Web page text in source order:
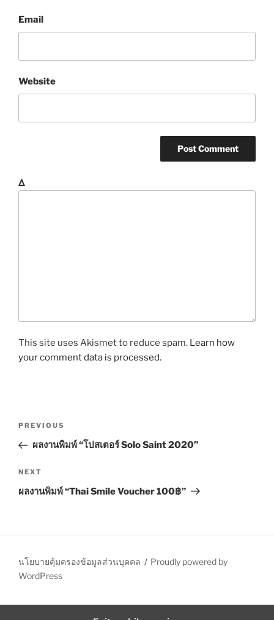
Email
Website
Δ
This site uses Akismet to reduce spam. Learn how
your comment data is processed.
s
t
n
g
a
i
P
r
v
o
s
PREVIOUS
ผลงานพิมพ์ “โปสเตอร์ Solo Saint 2020”
N
e
s
t
NEXT
ผลงานพิมพ์ “Thai Smile Voucher 100฿”
นโยบายคุ้มครองข้อมูลส่วนบุคคล
Proudly powered by
WordPress